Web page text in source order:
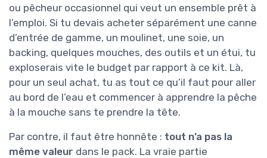
ou pêcheur occasionnel qui veut un ensemble prêt à
l’emploi. Si tu devais acheter séparément une canne
d’entrée de gamme, un moulinet, une soie, un
backing, quelques mouches, des outils et un étui, tu
exploserais vite le budget par rapport à ce kit. Là,
pour un seul achat, tu as tout ce qu’il faut pour aller
au bord de l’eau et commencer à apprendre la pêche
à la mouche sans te prendre la tête.
Par contre, il faut être honnête : tout n’a pas la
même valeur dans le pack. La vraie partie